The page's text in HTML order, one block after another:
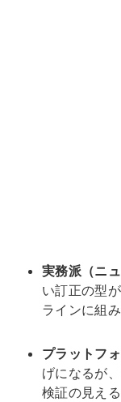
実務派（ニ
い訂正の型
ラインに組
プラットフ
げになるが
検証の見え